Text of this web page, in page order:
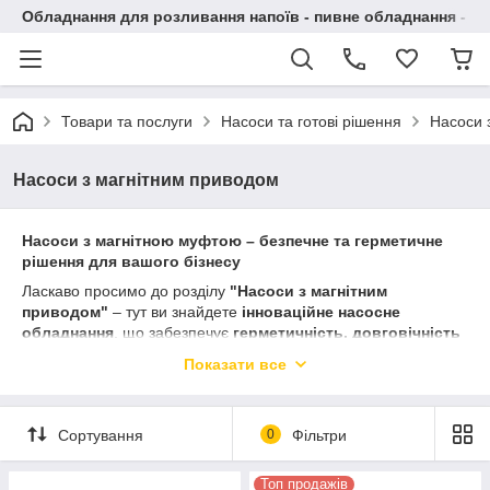
Обладнання для розливання напоїв - пивне обладнання - в
Товари та послуги Насоси та готові рішення Насоси
Насоси з магнітним приводом
Насоси з магнітною муфтою – безпечне та герметичне
рішення для вашого бізнесу
Ласкаво просимо до розділу "Насоси з магнітним
приводом" – тут ви знайдете інноваційне насосне
обладнання , що забезпечує герметичність, довговічність
приводом (муфтою)?
Насоси з магнітним приводом
– це сучасне технологічне
Показати все
Сортування 0 Фільтри
Топ продажів